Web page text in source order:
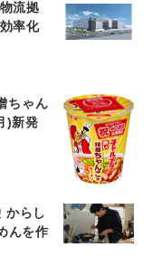
流拠
率化
ちゃん
)新発
からし
んを作